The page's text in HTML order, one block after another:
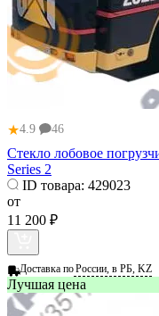
★4.9 46
Стекло лобовое
Series 2
ID товара: 429023
от
11 200 ₽
Доставка поРоссии, в РБ, KZ
Лучшая цена